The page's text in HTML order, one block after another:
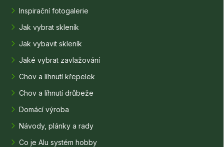
Inspirační fotogalerie
Jak vybrat skleník
Jak vybavit skleník
Jaké vybrat zavlažování
Chov a líhnutí křepelek
Chov a líhnutí drůbeže
Domácí výroba
Návody, plánky a rady
Co je Alu systém hobby